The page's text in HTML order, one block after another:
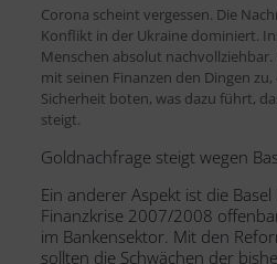
Corona scheint vergessen. Die
Konflikt in der Ukraine dominiert.
Menschen absolut
mit seinen Finanzen den Dingen
Sicherheit boten, was dazu führt,
steigt.
Goldnachfrage steigt wegen
Ein anderer Aspekt ist die
Finanzkrise 2007/2008
im Bankensektor. Mit den
sollten die Schwächen der